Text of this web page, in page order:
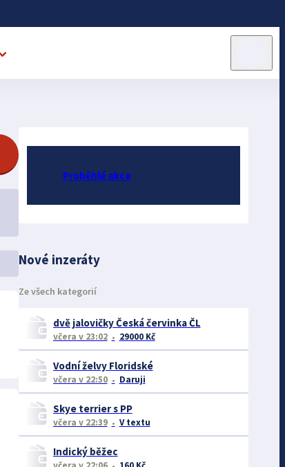
Proběhlé akce
Nové inzeráty
Ze všech kategorií
dvě jalovičky Česká červinka ČL
včera v 23:02 29000 Kč
Vodní želvy Floridské
včera v 22:50 Daruji
Skye terrier s PP
včera v 22:39 V textu
Indický běžec